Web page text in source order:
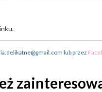
lub przez